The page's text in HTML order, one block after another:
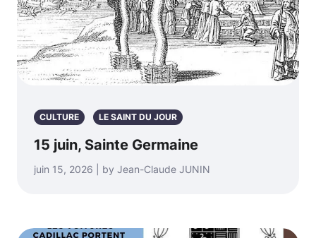
CULTURE LE SAINT DU JOUR
15 juin, Sainte Germaine
juin 15, 2026 | by Jean-Claude JUNIN